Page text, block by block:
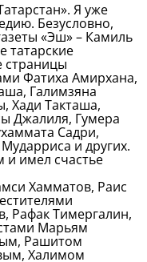
Я уже
Безусловно,
«Эш» – Камиль
татарские
страницы
Фатиха Амирхана,
Галимзяна
Хади Такташа,
Джалиля, Гумера
Садри,
и других.
и имел счастье
Хамматов, Раис
Рафак Тимергалин,
Марьям
Рашитом
Халимом